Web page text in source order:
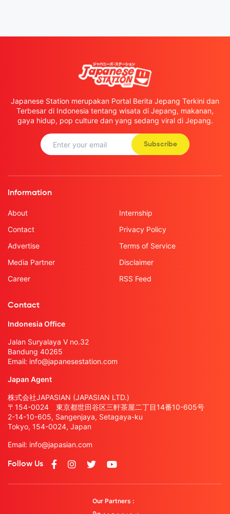
Japanese Station merupakan Portal Berita Jepang Terkini dan
Terbesar di Indonesia tentang wisata di Jepang, makanan,
gaya hidup, pop culture dan yang sedang viral di Jepang.
Subscribe
Information
About
Contact
Advertise
Media Partner
Career
Internship
Privacy Policy
Terms of Service
Disclaimer
RSS Feed
Contact
Indonesia Office
Jalan Suryalaya V no.32
Bandung 40265
Email: info@japanesestation.com
Japan Agent
株式会社JAPASIAN (JAPASIAN LTD.)
〒154-0024 東京都世田谷区三軒茶屋二丁目14番10-605号
2-14-10-605, Sangenjaya, Setagaya-ku
Tokyo, 154-0024, Japan
Email: info@japasian.com
Follow Us
Our Partners :